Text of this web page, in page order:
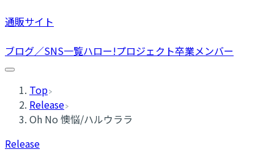
通販サイト
ブログ／SNS一覧ハロー!プロジェクト卒業メンバー
Top
Release
Oh No 懊悩/ハルウララ
Release